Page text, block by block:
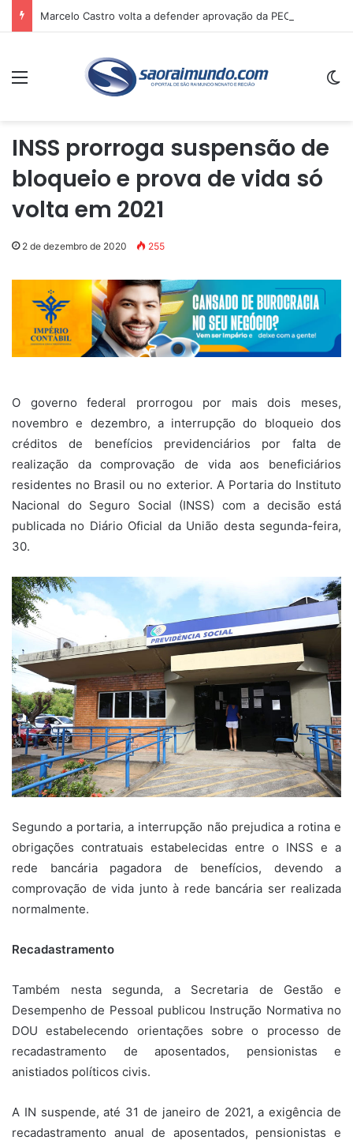
Menu
INSS prorroga suspensão de
bloqueio e prova de vida só
volta em 2021
2 de dezembro de 2020 255
O governo federal prorrogou por mais dois meses,
novembro e dezembro, a interrupção do bloqueio dos
créditos de benefícios previdenciários por falta de
realização da comprovação de vida aos beneficiários
residentes no Brasil ou no exterior. A Portaria do Instituto
Nacional do Seguro Social (INSS) com a decisão está
publicada no Diário Oficial da União desta segunda-feira,
30.
Segundo a portaria, a interrupção não prejudica a rotina e
obrigações contratuais estabelecidas entre o INSS e a
rede bancária pagadora de benefícios, devendo a
comprovação de vida junto à rede bancária ser realizada
normalmente.
Recadastramento
Também nesta segunda, a Secretaria de Gestão e
Desempenho de Pessoal publicou Instrução Normativa no
DOU estabelecendo orientações sobre o processo de
recadastramento de aposentados, pensionistas e
anistiados políticos civis.
A IN suspende, até 31 de janeiro de 2021, a exigência de
recadastramento anual de aposentados, pensionistas e